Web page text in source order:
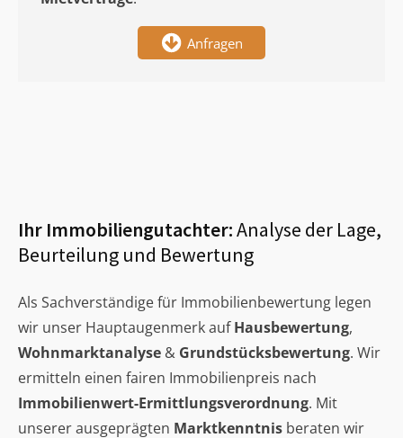
Anfragen
Ihr Immobiliengutachter:Analyse der Lage,
Beurteilung und Bewertung
Als Sachverständige für Immobilienbewertung legen
wir unser Hauptaugenmerk aufHausbewertung,
Wohnmarktanalyse & Grundstücksbewertung. Wir
ermitteln einen fairen Immobilienpreis nach
Immobilienwert-Ermittlungsverordnung. Mit
unserer ausgeprägten Marktkenntnis beraten wir